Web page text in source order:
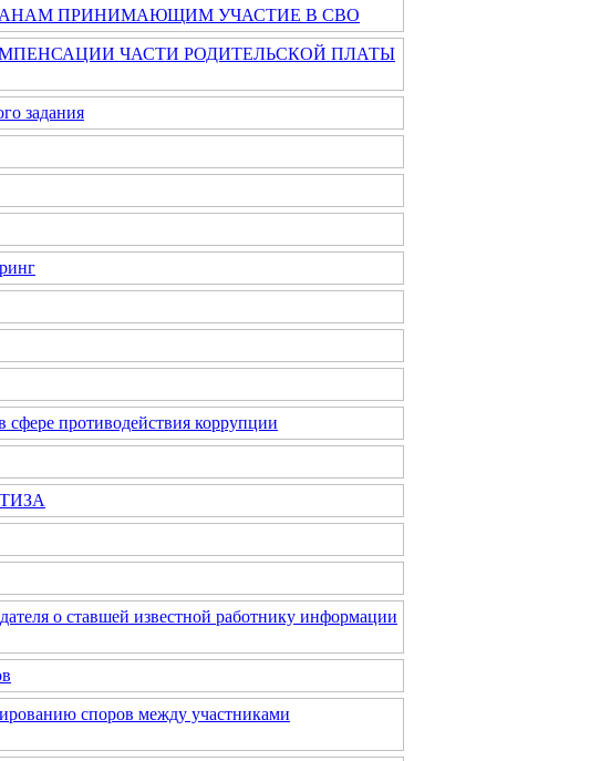
ПРИНИМАЮЩИМ УЧАСТИЕ В СВО
ЧАСТИ РОДИТЕЛЬСКОЙ ПЛАТЫ
задания
противодействия коррупции
о ставшей известной работнику информации
споров между участниками